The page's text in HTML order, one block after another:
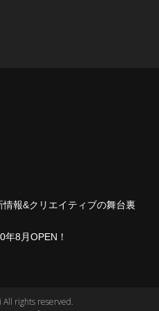
情報&クリエイティブの舞台裏
年8月OPEN ！
All rights reserved.